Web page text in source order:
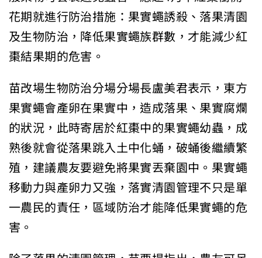
花期就進行防治措施：果實蠅誘殺、落果清園
及生物防治，降低果實蠅族群數，才能減少紅
棗結果期的危害。
苗改場生物防治分場分場長盧美君表示，東方
果實蠅會產卵在果實中，造成落果、果實腐爛
的狀況，此時寄居於紅棗中的果實蠅幼蟲，成
熟後就會從落果跳入土中化蛹，破蛹後繼續繁
殖，建議農友要避免將果實丟棄園中。果實蠅
移動力與產卵力又強，落實清園管理不只是單
一農民的責任，區域防治才能降低果實蠅的危
害。